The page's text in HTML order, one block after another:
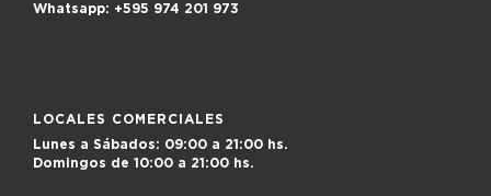
Whatsapp: +595 974 201 973
LOCALES COMERCIALES
Lunes a Sábados: 09:00 a 21:00 hs.
Domingos de 10:00 a 21:00 hs.